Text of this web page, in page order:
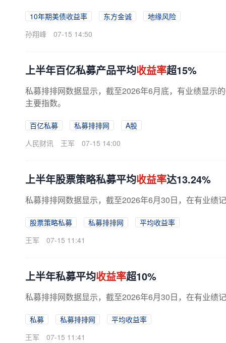
10年期美债收益率 东方金诚
地缘风险
孙翔峰
07-15 14:50
上半年百亿私募产品平均收益率超15%
私募排排网数据显示，截至2026年6月底，有业绩显示
主要指数。
百亿私募 私募排排网
A股
人民财讯
王军 07-15 14:00
上半年股票策略私募平均收益率达13.24%
私募排排网数据显示，截至2026年6月30日，在有业绩
股票策略私募 私募排排网
平均收益率
王军
07-15 11:41
上半年私募平均收益率超10%
私募排排网数据显示，截至2026年6月30日，在有业绩
私募 私募排排网
平均收益率
王军
07-15 11:41